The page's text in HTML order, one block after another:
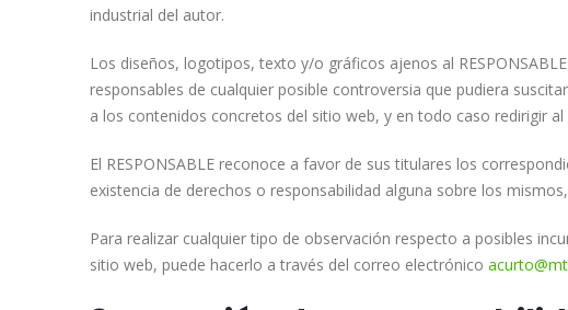
industrial del autor.
Los diseños, logotipos, texto y/o gráficos ajenos al
responsables de cualquier posible controversia que pudiera
a los contenidos concretos del sitio web, y en todo caso redirigir
El RESPONSABLE reconoce a favor de sus titulares los
existencia de derechos o responsabilidad alguna sobre los
Para realizar cualquier tipo de observación respecto a posibles
sitio web, puede hacerlo a través del correo electrónico